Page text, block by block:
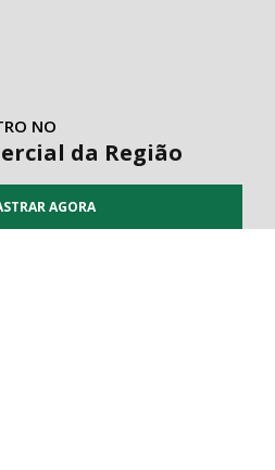
NO
da Região
AGORA